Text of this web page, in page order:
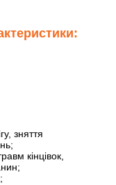
зняття
кінцівок,